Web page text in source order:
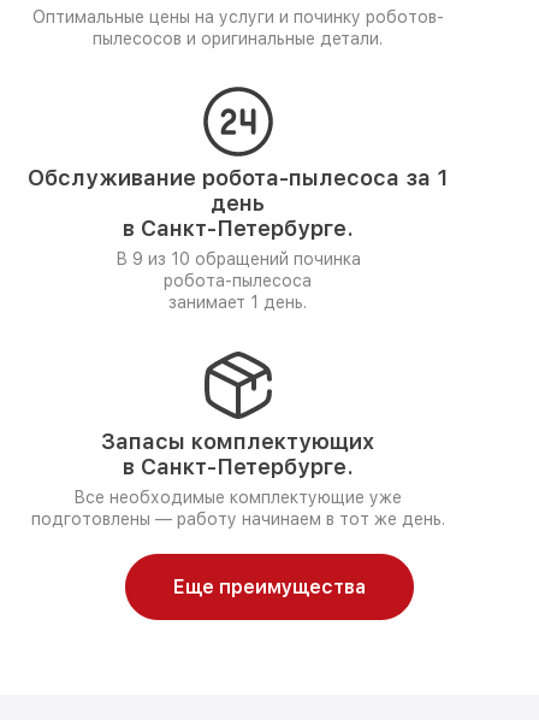
Оптимальные цены на услуги и починку роботов-
пылесосов и оригинальные детали.
Обслуживание робота-пылесоса за 1
день
в Санкт-Петербурге.
В 9 из 10 обращений починка
робота-пылесоса
занимает 1 день.
Запасы комплектующих
в Санкт-Петербурге.
Все необходимые комплектующие уже
подготовлены — работу начинаем в тот же день.
Еще преимущества